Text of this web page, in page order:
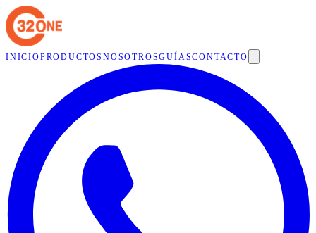
INICIOPRODUCTOSNOSOTROSGUÍASCONTACTO